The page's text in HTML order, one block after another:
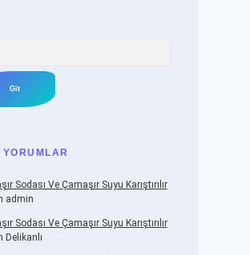
YORUMLAR
Sodası Ve Çamaşır Suyu Karıştırılır
admin
Sodası Ve Çamaşır Suyu Karıştırılır
Delikanlı